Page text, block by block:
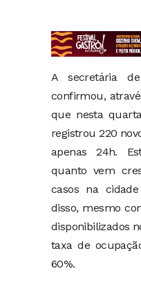
A secretária
confirmou,
que nesta
registrou 220
apenas 24h.
quanto vem
casos na
disso, mesmo
disponibilizados
taxa de
60%.